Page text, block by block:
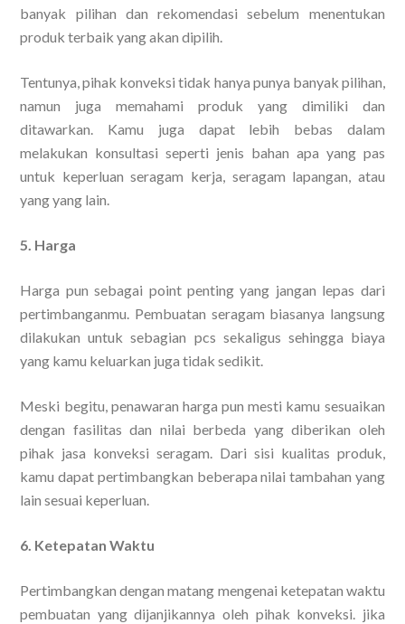
banyak pilihan dan rekomendasi sebelum menentukan
produk terbaik yang akan dipilih.
Tentunya, pihak konveksi tidak hanya punya banyak pilihan,
namun juga memahami produk yang dimiliki dan
ditawarkan. Kamu juga dapat lebih bebas dalam
melakukan konsultasi seperti jenis bahan apa yang pas
untuk keperluan seragam kerja, seragam lapangan, atau
yang yang lain.
5. Harga
Harga pun sebagai point penting yang jangan lepas dari
pertimbanganmu. Pembuatan seragam biasanya langsung
dilakukan untuk sebagian pcs sekaligus sehingga biaya
yang kamu keluarkan juga tidak sedikit.
Meski begitu, penawaran harga pun mesti kamu sesuaikan
dengan fasilitas dan nilai berbeda yang diberikan oleh
pihak jasa konveksi seragam. Dari sisi kualitas produk,
kamu dapat pertimbangkan beberapa nilai tambahan yang
lain sesuai keperluan.
6. Ketepatan Waktu
Pertimbangkan dengan matang mengenai ketepatan waktu
pembuatan yang dijanjikannya oleh pihak konveksi. jika